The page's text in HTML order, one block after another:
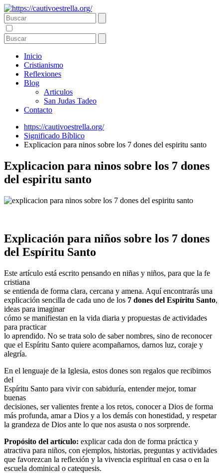
Inicio
Cristianismo
Reflexiones
Blog
Articulos
San Judas Tadeo
Contacto
https://cautivoestrella.org/
Significado Bíblico
Explicacion para ninos sobre los 7 dones del espiritu santo
Explicacion para ninos sobre los 7 dones
del espiritu santo
Explicación para niños sobre los 7 dones
del Espíritu Santo
Este artículo está escrito pensando en niñas y niños, para que la fe
cristiana
se entienda de forma clara, cercana y amena. Aquí encontrarás una
explicación sencilla de cada uno de los 7 dones del Espíritu Santo,
ideas para imaginar
cómo se manifiestan en la vida diaria y propuestas de actividades
para practicar
lo aprendido. No se trata solo de saber nombres, sino de reconocer
que el Espíritu Santo quiere acompañarnos, darnos luz, coraje y
alegría.
En el lenguaje de la Iglesia, estos dones son regalos que recibimos
del
Espíritu Santo para vivir con sabiduría, entender mejor, tomar
buenas
decisiones, ser valientes frente a los retos, conocer a Dios de forma
más profunda, amar a Dios y a los demás con honestidad, y respetar
la grandeza de Dios ante lo que nos asusta o nos sorprende.
Propósito del artículo: explicar cada don de forma práctica y
atractiva para niños, con ejemplos, historias, preguntas y actividades
que favorezcan la reflexión y la vivencia espiritual en casa o en la
escuela dominical o catequesis.